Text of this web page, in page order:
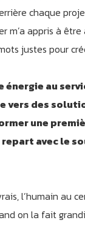
chaque
appris à
justes pour
au
vers des
une
avec le
l’humain au
on la fait